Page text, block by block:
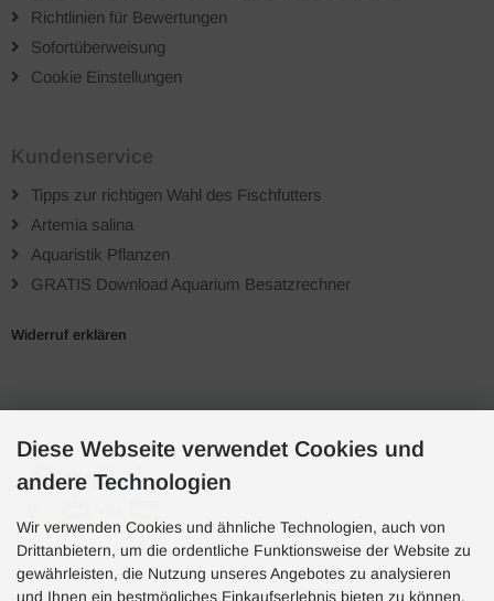
Richtlinien für Bewertungen
Sofortüberweisung
Cookie Einstellungen
Kundenservice
Tipps zur richtigen Wahl des Fischfutters
Artemia salina
Aquaristik Pflanzen
GRATIS Download Aquarium Besatzrechner
Widerruf erklären
Zahlungsarten
Diese Webseite verwendet Cookies und
andere Technologien
Wir verwenden Cookies und ähnliche Technologien, auch von
Drittanbietern, um die ordentliche Funktionsweise der Website zu
gewährleisten, die Nutzung unseres Angebotes zu analysieren
und Ihnen ein bestmögliches Einkaufserlebnis bieten zu können.